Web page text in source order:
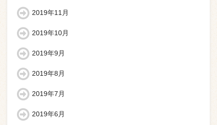
2019年11月
2019年10月
2019年9月
2019年8月
2019年7月
2019年6月